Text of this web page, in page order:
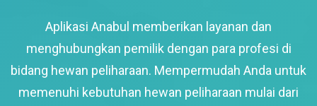
Aplikasi Anabul memberikan layanan dan
menghubungkan pemilik dengan para profesi di
bidang hewan peliharaan. Mempermudah Anda untuk
memenuhi kebutuhan hewan peliharaan mulai dari